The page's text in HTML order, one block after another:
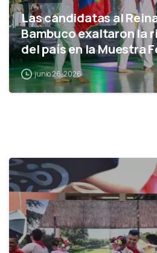
Las candidatas al
Bambuco exaltaron la
del país en la Muestra
junio 26, 2026